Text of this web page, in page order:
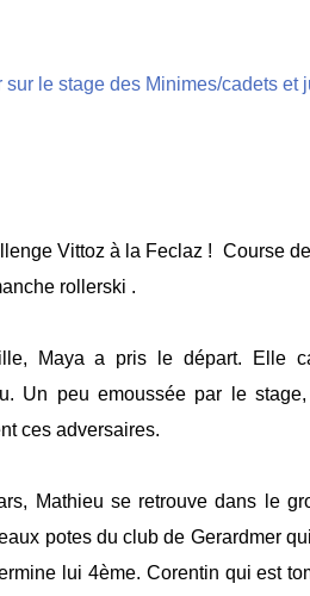
Vittoz à la Feclaz ! Course
rollerski .
Maya a pris le départ. Elle
Un peu emoussée par le
ces adversaires.
Mathieu se retrouve dans le
potes du club de Gerardmer
lui 4ème. Corentin qui est